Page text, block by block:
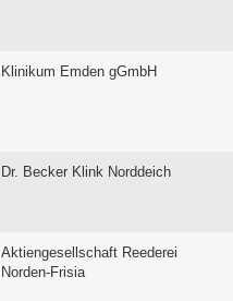
Klinikum Emden gGmbH
Dr. Becker Klink Norddeich
Aktiengesellschaft Reederei
Norden-Frisia